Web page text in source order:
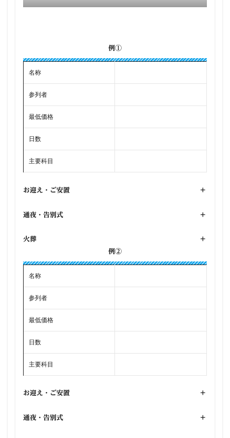
例①
名称
参列者
最低価格
日数
主要科目
お迎え・ご安置 +
通夜・告別式 +
火葬
+
例②
名称
参列者
最低価格
日数
主要科目
お迎え・ご安置 +
通夜・告別式 +